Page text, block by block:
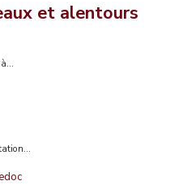
et alentours